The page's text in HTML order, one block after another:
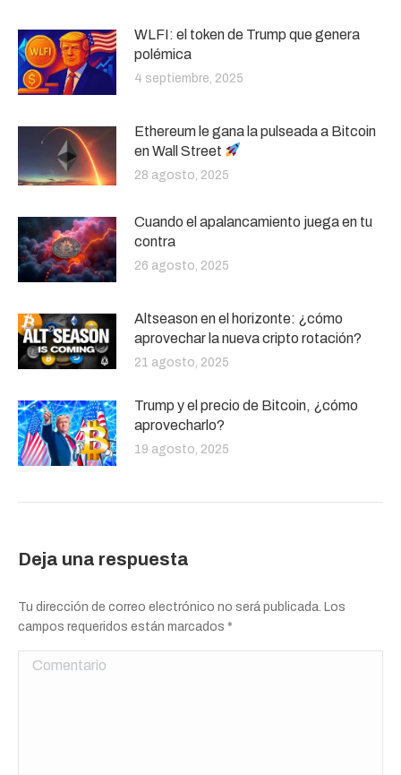
WLFI: el token de Trump que genera
polémica
4 septiembre, 2025
Ethereum le gana la pulseada a Bitcoin
en Wall Street
28 agosto, 2025
Cuando el apalancamiento juega en tu
contra
26 agosto, 2025
Altseason en el horizonte: ¿cómo
aprovechar la nueva cripto rotación?
21 agosto, 2025
Trump y el precio de Bitcoin, ¿cómo
aprovecharlo?
19 agosto, 2025
Deja una respuesta
Tu dirección de correo electrónico no será publicada. Los
campos requeridos están marcados *
Comentario